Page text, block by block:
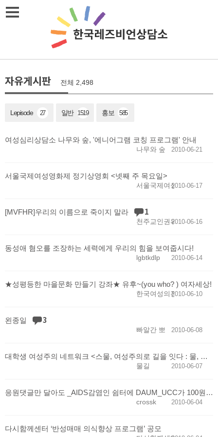
자유게시판 전체 2,498
Lepisode 27 일반 1519 홍보 585
여성심리상담소 나무와 숲, '에니어그램 코칭 프로그램' 안내
나무와 숲 2010-06-21
서울국제여성영화제 정기상영회 <넷째 주 목요일>
서울국제여성영화제
2010-06-17
[MVFHR]우리의 이름으로 죽이지 말라 1
천주교인권위원회
2010-06-16
동성애 혐오를 조장하는 세력에게 우리의 힘을 보여줍시다!
lgbtkdlp 2010-06-14
★성평등한 마을문화 만들기 강좌★ 유후~(you who? ) 여자세상!
한국여성의전화2010-06-10
왼종일 3
빠알간 뽀 2010-06-08
대학생 여성주의 네트워크 <스물, 여성주의로 길을 잇다 : 물, 길> 1기 물꼬 트는 사람들 함께 해요!
물길 2010-06-07
응원댓글만 달아도 _AIDS감염인 쉼터에 DAUM_UCC가 100원 기부!!
crossk 2010-06-04
다시함께센터 ‘반성매매 의식향상 프로그램’ 공모